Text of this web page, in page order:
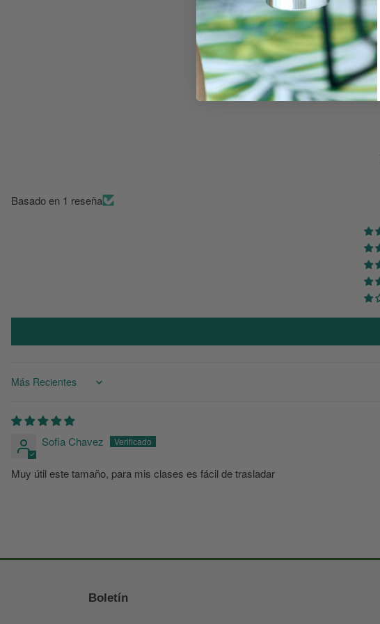
Basado en 1 reseña
Sort by
Sofia Chavez
Muy útil este tamaño, para mis clases es fácil de trasladar
Boletín